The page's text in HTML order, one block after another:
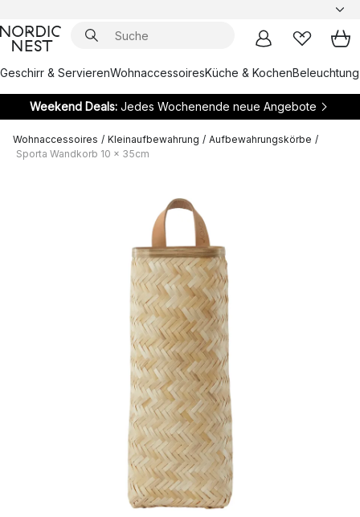
Geschirr & ServierenWohnaccessoiresKüche & KochenBeleuchtung
Weekend Deals:Jedes Wochenende neue Angebote
Wohnaccessoires / Kleinaufbewahrung / Aufbewahrungskörbe /
Sporta Wandkorb 10 x 35cm